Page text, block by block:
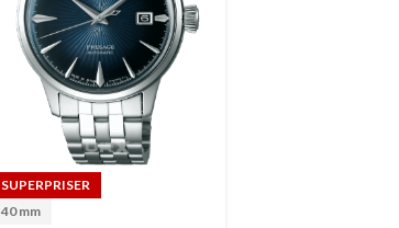
SUPERPRISER
40 mm